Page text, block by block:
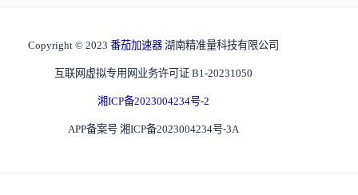
Copyright © 2023 番茄加速器 湖南精准量科技有限公司
互联网虚拟专用网业务许可证 B1-20231050
湘ICP备2023004234号-2
APP备案号 湘ICP备2023004234号-3A